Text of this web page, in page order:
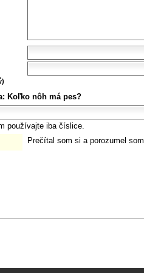
Koľko nôh má pes?
používajte iba číslice.
Prečítal som si a porozumel som